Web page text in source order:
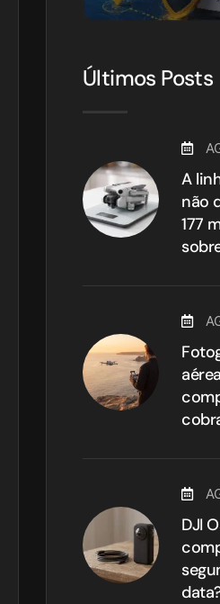
Últimos Posts
A
não
177
DJI